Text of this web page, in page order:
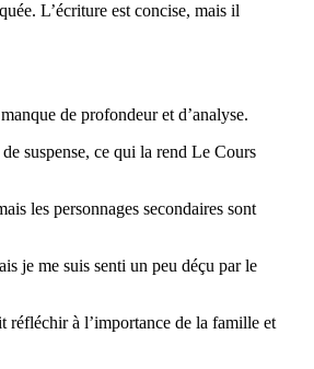
L’écriture est concise, mais il
de profondeur et d’analyse.
suspense, ce qui la rend Le Cours
les personnages secondaires sont
je me suis senti un peu déçu par le
réfléchir à l’importance de la famille et